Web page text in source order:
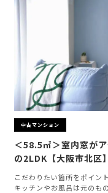
中古マンション
＜58.5㎡＞室内窓が
の2LDK【大阪市北区】
こだわりたい箇所をポイン
キッチンやお風呂は元のも